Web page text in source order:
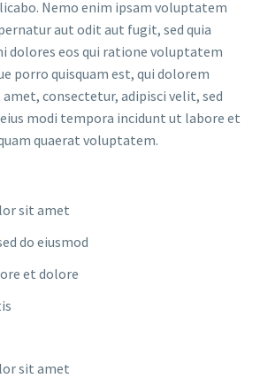
Nemo enim ipsam voluptatem
aut odit aut fugit, sed quia
dolores eos qui ratione voluptatem
porro quisquam est, qui dolorem
consectetur, adipisci velit, sed
modi tempora incidunt ut labore et
quaerat voluptatem.
sit amet
do eiusmod
et dolore
sit amet